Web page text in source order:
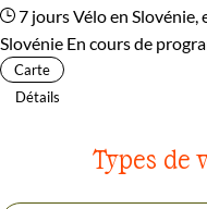
7 joursVélo en
Slovénie En cours de
Carte
Détails
Types de